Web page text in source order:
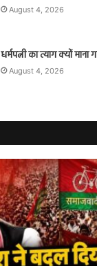
August 4, 2026
धर्मपत्नी का त्याग क्यों माना
August 4, 2026